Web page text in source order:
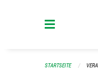
STARTSEITE